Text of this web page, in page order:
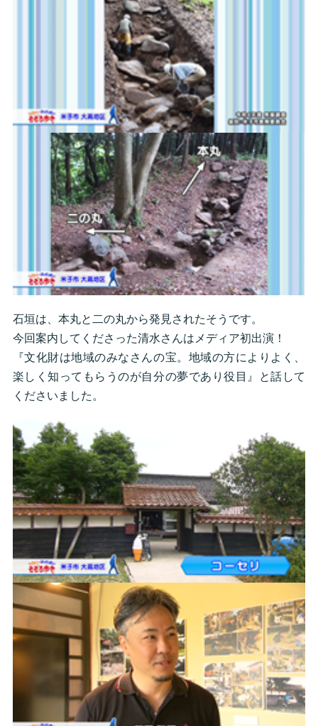
石垣は、本丸と二の丸から発見されたそうです。
今回案内してくださった清水さんはメディア初出演！
『文化財は地域のみなさんの宝。地域の方によりよく、
楽しく知ってもらうのが自分の夢であり役目』と話して
くださいました。